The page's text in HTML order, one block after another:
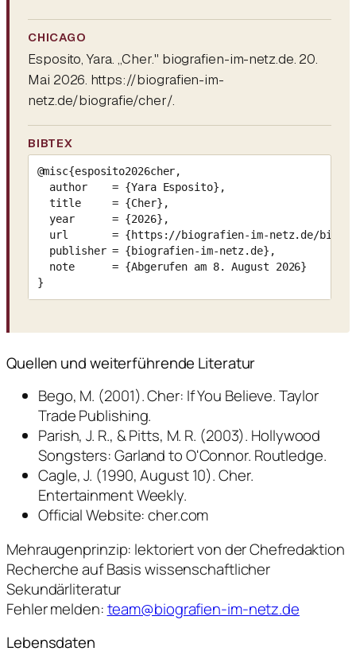
CHICAGO
Esposito, Yara. „Cher." biografien-im-netz.de. 20.
Mai 2026. https://biografien-im-
netz.de/biografie/cher/.
BIBTEX
@misc{esposito2026cher,
  author    = {Yara Esposito},
  title     = {Cher},
  year      = {2026},
url       = {https://biografien-im-netz.de/
  publisher = {biografien-im-netz.de},
  note      = {Abgerufen am 8. August 2026}
}
Quellen und weiterführende Literatur
Bego, M. (2001). Cher: If You Believe. Taylor
Trade Publishing.
Parish, J. R., & Pitts, M. R. (2003). Hollywood
Songsters: Garland to O'Connor. Routledge.
Cagle, J. (1990, August 10). Cher.
Entertainment Weekly.
Official Website: cher.com
Mehraugenprinzip: lektoriert von der Chefredaktion
Recherche auf Basis wissenschaftlicher
Sekundärliteratur
Fehler melden:team@biografien-im-netz.de
Lebensdaten